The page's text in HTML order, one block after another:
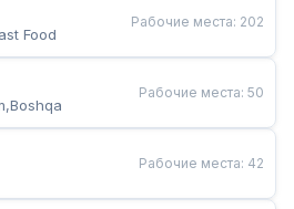
Food
Рабочие места: 202
Рабочие места: 50
Рабочие места: 42